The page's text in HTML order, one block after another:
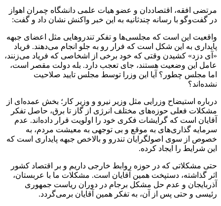
مرتضی افقه، اقتصاددان و عضو هیات علمی دانشگاه چمران اهواز
در گفت‌و‌گو با رسانه چندثانیه به این خبر واکنش نشان داد و گفت:
واقعیت این است که مجلسی‌ها و تفکر تندرو‌هایی مثل اعضای جبهه
پایداری به این شکل است که فرار رو به جلو انجام می‌دهند. فریاد
«آی دزد» کشیدن وقتی که خود برخی از اشخاصی که فریاد می‌زنند،
عامل این وضعیت هستند، جای تعجب دارد. بله دولت مقصر است،
اما مجلس چطور؟ آیا این وزرا توسط مجلس تایید صلاحیت
نشده‌اند؟
درباره استیضاح وزرایی مثل وزیر نیرو و وزیر کار؛ بخش عمده‌ای از
مشکلات فعلی حوزه‌های مختلف انرژی از گاز تا برق، حاصل تفکر
آقایان است که گرایشات فکری خود را اولویت قرار داده‌اند. عدم
سرمایه گذاری‌های به موقع و بی توجهی به معیشت مردم، به
خصوص از سوی اصولگرایان تندرو و بالاخص جبهه پایداری است که
این شرایط را ایجاد کرده.
حتی مشکلاتی که در حوزه روابط خارجی داریم و بر اقتصاد کشور
اثر گذاشته، دستپخت همین آقایان است. مشکلات ما با عربستان،
آذربایجان و عدم حل مشکل برجام در دوران ریاست جمهوری
رئیسی و حتی پس از آن، به تفکر همین آقایان برمی‌گردد.